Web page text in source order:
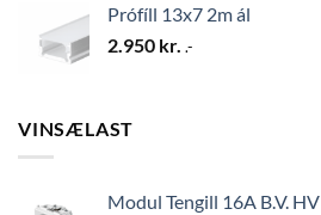
Prófíll 13x7 2m ál
2.950 kr. .-
VINSÆLAST
Modul Tengill 16A B.V. HV